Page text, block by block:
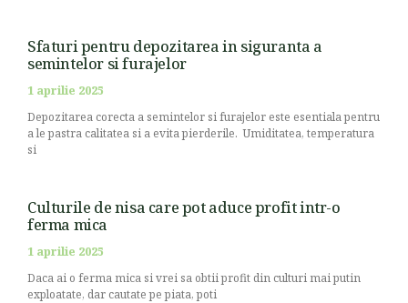
Sfaturi pentru depozitarea in siguranta a
semintelor si furajelor
1 aprilie 2025
Depozitarea corecta a semintelor si furajelor este esentiala pentru
a le pastra calitatea si a evita pierderile. Umiditatea, temperatura
si
Culturile de nisa care pot aduce profit intr-o
ferma mica
1 aprilie 2025
Daca ai o ferma mica si vrei sa obtii profit din culturi mai putin
exploatate, dar cautate pe piata, poti